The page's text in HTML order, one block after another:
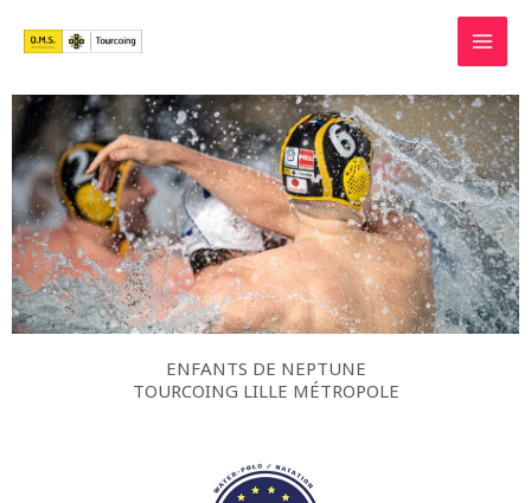
ENFANTS DE NEPTUNE
TOURCOING LILLE MÉTROPOLE